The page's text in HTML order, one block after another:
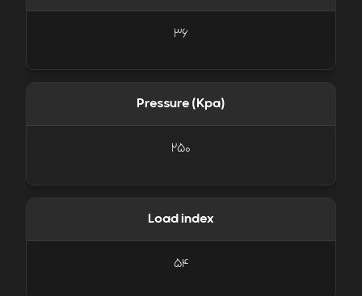
36
Pressure (Kpa)
250
Load index
54